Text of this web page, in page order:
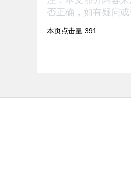
否正确， 如有疑问
本页点击量:391